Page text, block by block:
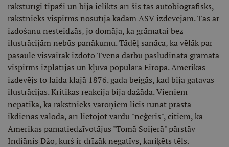
raksturīgi tipāži un bija ielikts arī šis tas autobiogrāfisks,
rakstnieks vispirms nosūtīja kādam ASV izdevējam. Tas ar
izdošanu nesteidzās, jo domāja, ka grāmatai bez
ilustrācijām nebūs panākumu. Tādēļ sanāca, ka vēlāk par
pasaulē visvairāk izdoto Tvena darbu pasludinātā grāmata
vispirms izplatījās un kļuva populāra Eiropā. Amerikas
izdevējs to laida klajā 1876. gada beigās, kad bija gatavas
ilustrācijas. Kritikas reakcija bija dažāda. Vieniem
nepatika, ka rakstnieks varoņiem licis runāt prastā
ikdienas valodā, arī lietojot vārdu "nēģeris", citiem, ka
Amerikas pamatiedzīvotājus "Tomā Soijerā" pārstāv
Indiānis Džo, kurš ir drīzāk negatīvs, kariķēts tēls.